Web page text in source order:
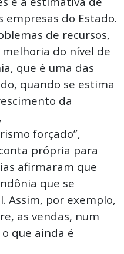
do Estado.
de recursos,
do nível de
que é uma das
quando se estima
da
forçado”,
própria para
afirmaram que
que se
Assim, por exemplo,
as vendas, num
que ainda é